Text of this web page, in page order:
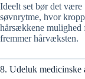
Ideelt set bør det være
søvnrytme, hvor
hårsækkene mulighed
fremmer hårvæksten.
8. Udeluk medicinske